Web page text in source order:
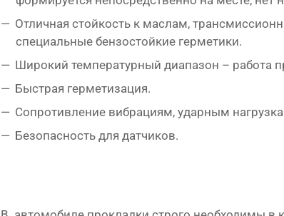
Отличная стойкость к маслам,
специальные бензостойкие герметики.
Широкий температурный диапазон – работа
Быстрая герметизация.
Сопротивление вибрациям, ударным
Безопасность для датчиков.